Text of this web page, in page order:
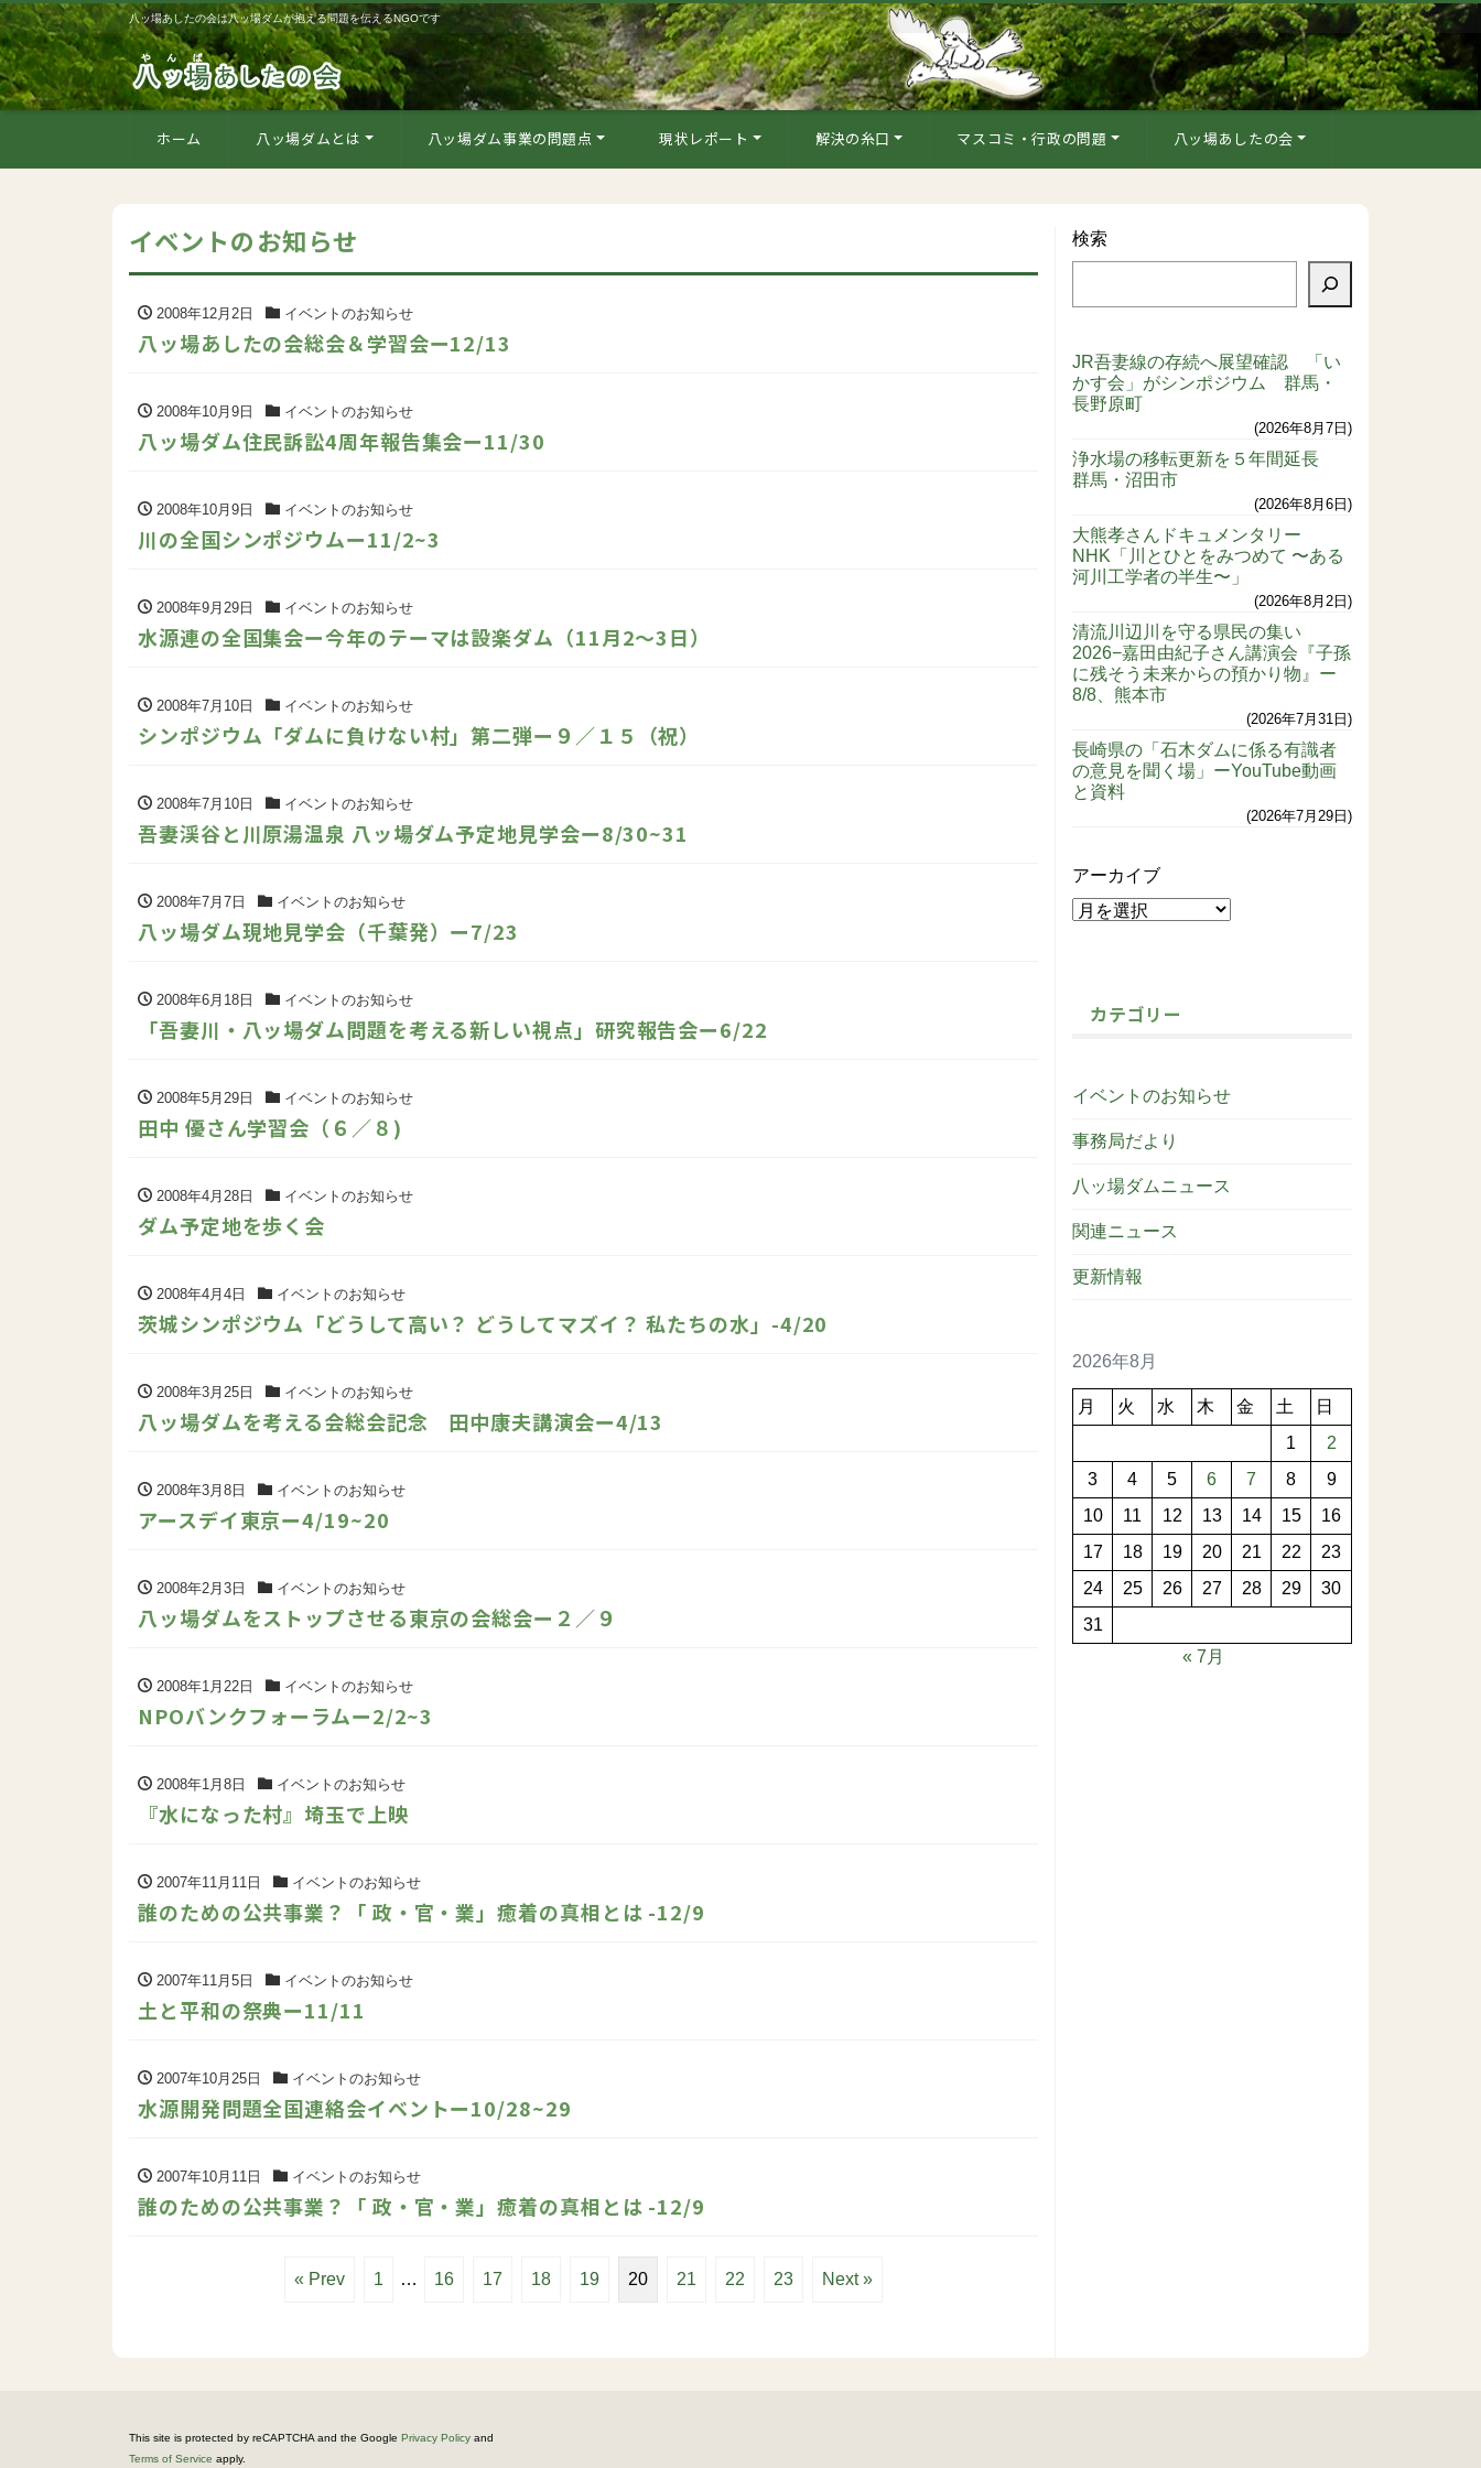
八ッ場あしたの会は八ッ場ダムが抱える問題を伝えるNGOです
ホーム 八ッ場ダムとは 八ッ場ダム事業の問題点 現状レポート 解決の糸口 マスコミ・行政の問題 八ッ場あしたの会
イベントのお知らせ
2008年12月2日 イベントのお知らせ
八ッ場あしたの会総会＆学習会ー12/13
2008年10月9日 イベントのお知らせ
八ッ場ダム住民訴訟4周年報告集会ー11/30
2008年10月9日 イベントのお知らせ
川の全国シンポジウムー11/2~3
2008年9月29日 イベントのお知らせ
水源連の全国集会ー今年のテーマは設楽ダム（11月2～3日）
2008年7月10日 イベントのお知らせ
シンポジウム「ダムに負けない村」第二弾ー９／１５（祝）
2008年7月10日 イベントのお知らせ
吾妻渓谷と川原湯温泉 八ッ場ダム予定地見学会ー8/30~31
2008年7月7日 イベントのお知らせ
八ッ場ダム現地見学会（千葉発）ー7/23
2008年6月18日 イベントのお知らせ
「吾妻川・八ッ場ダム問題を考える新しい視点」研究報告会ー6/22
2008年5月29日 イベントのお知らせ
田中 優さん学習会（６／８)
2008年4月28日 イベントのお知らせ
ダム予定地を歩く会
2008年4月4日 イベントのお知らせ
茨城シンポジウム「どうして高い？ どうしてマズイ？ 私たちの水」-4/20
2008年3月25日 イベントのお知らせ
八ッ場ダムを考える会総会記念 田中康夫講演会ー4/13
2008年3月8日 イベントのお知らせ
アースデイ東京ー4/19~20
2008年2月3日 イベントのお知らせ
八ッ場ダムをストップさせる東京の会総会ー２／９
2008年1月22日 イベントのお知らせ
NPOバンクフォーラムー2/2~3
2008年1月8日 イベントのお知らせ
『水になった村』埼玉で上映
2007年11月11日 イベントのお知らせ
誰のための公共事業？「 政・官・業」癒着の真相とは -12/9
2007年11月5日 イベントのお知らせ
土と平和の祭典ー11/11
2007年10月25日 イベントのお知らせ
水源開発問題全国連絡会イベントー10/28~29
2007年10月11日 イベントのお知らせ
誰のための公共事業？「 政・官・業」癒着の真相とは -12/9
« Prev 1 … 16 17 18 19 20 21 22 23 Next »
検索
JR吾妻線の存続へ展望確認 「い
かす会」がシンポジウム 群馬・
長野原町
2026年8月7日
浄水場の移転更新を５年間延長
群馬・沼田市
2026年8月6日
大熊孝さんドキュメンタリー
NHK「川とひとをみつめて 〜ある
河川工学者の半生〜」
2026年8月2日
清流川辺川を守る県民の集い
2026−嘉田由紀子さん講演会『子孫
に残そう未来からの預かり物』ー
8/8、熊本市
2026年7月31日
長崎県の「石木ダムに係る有識者
の意見を聞く場」ーYouTube動画
と資料
2026年7月29日
アーカイブ
カテゴリー
イベントのお知らせ
事務局だより
八ッ場ダムニュース
関連ニュース
更新情報
2026年8月
月 火 水 木 金 土
日
1
2
3
4 5 6 7 8
9
10
11 12 13 14 15
16
17
18 19 20 21 22
23
24
25 26 27 28 29
30
31
« 7月
This site is protected by reCAPTCHA and the Google Privacy Policy and
Terms of Service apply.